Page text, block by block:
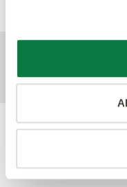
För mer
produkt, se
kan